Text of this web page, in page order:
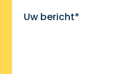
Uw bericht*